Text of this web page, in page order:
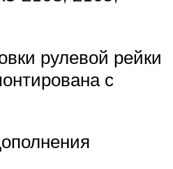
рулевой рейки
с